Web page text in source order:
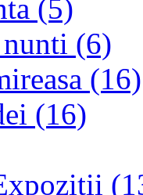
(5)
(6)
(16)
(16)